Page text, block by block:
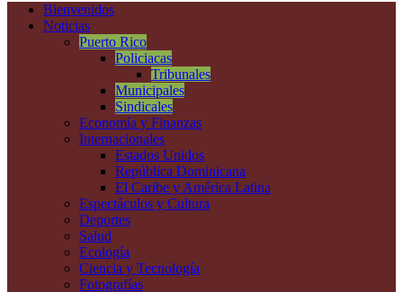
Bienvenidos
Noticias
Puerto Rico
Policiacas
Tribunales
Municipales
Sindicales
Economía y Finanzas
Internacionales
Estados Unidos
República Dominicana
El Caribe y América Latina
Espectáculos y Cultura
Deportes
Salud
Ecología
Ciencia y Tecnología
Fotografías